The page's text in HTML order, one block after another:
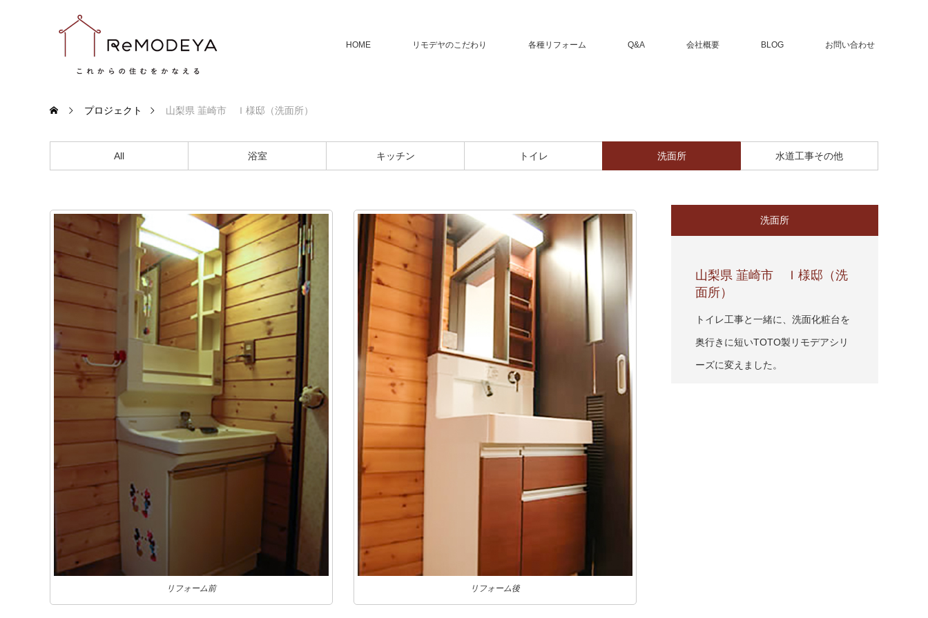
HOME リモデヤのこだわり 各種リフォーム Q&A 会社概要 BLOG お問い合わせ
プロジェクト 山梨県 韮崎市 Ｉ様邸（洗面所）
All 浴室 キッチン トイレ 洗面所 水道工事その他
洗面所
山梨県 韮崎市 Ｉ様邸（洗
面所）
トイレ工事と一緒に、洗面化粧台を
奥行きに短いTOTO製リモデアシリ
ーズに変えました。
リフォーム前 リフォーム後